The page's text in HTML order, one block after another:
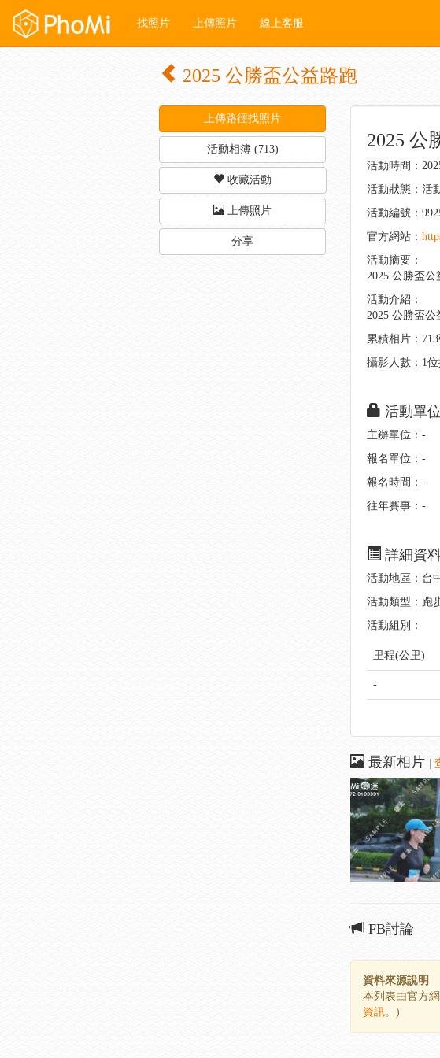
找照片 上傳照片 線上客服
2025 公勝盃公益路跑
上傳路徑找照片
活動相簿 (713)
收藏活動
上傳照片
分享
2025 公
活動時間：
活動狀態：活
活動編號：
官方網站：
活動摘要：
2025 公勝盃公
活動介紹：
2025 公勝盃公
累積相片：
攝影人數：1
活動單位
主辦單位：-
報名單位：-
報名時間：-
往年賽事：-
詳細資
活動地區：台
活動類型：跑
活動組別：
里程(公里)
-
最新相片
FB討論
資料來源說明
本列表由官方
資訊。)